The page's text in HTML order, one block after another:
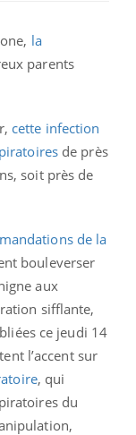
la
parents
cette infection
de près
soit près de
de la
bouleverser
aux
sifflante,
ce jeudi 14
l’accent sur
, qui
du